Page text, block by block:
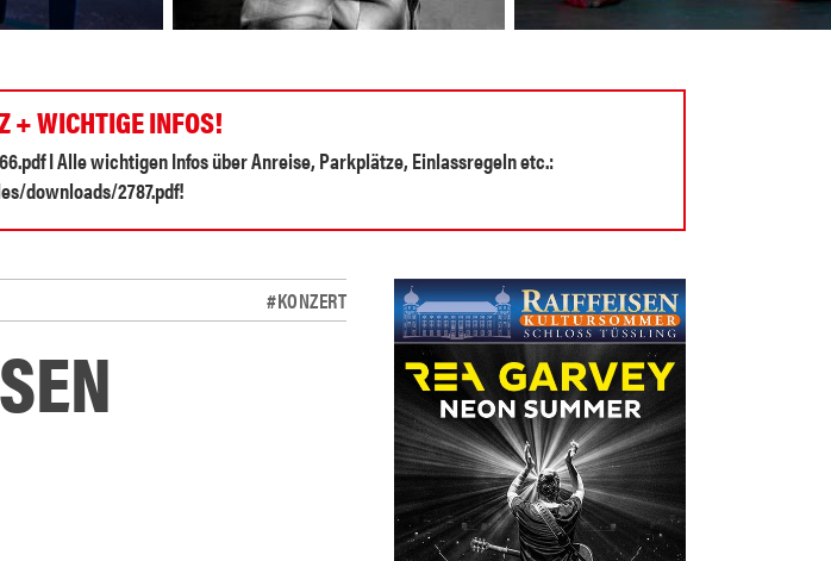
+ WICHTIGE INFOS!
I Alle wichtigen Infos über Anreise, Parkplätze, Einlassregeln etc.:
downloads/2787.pdf!
#KONZERT